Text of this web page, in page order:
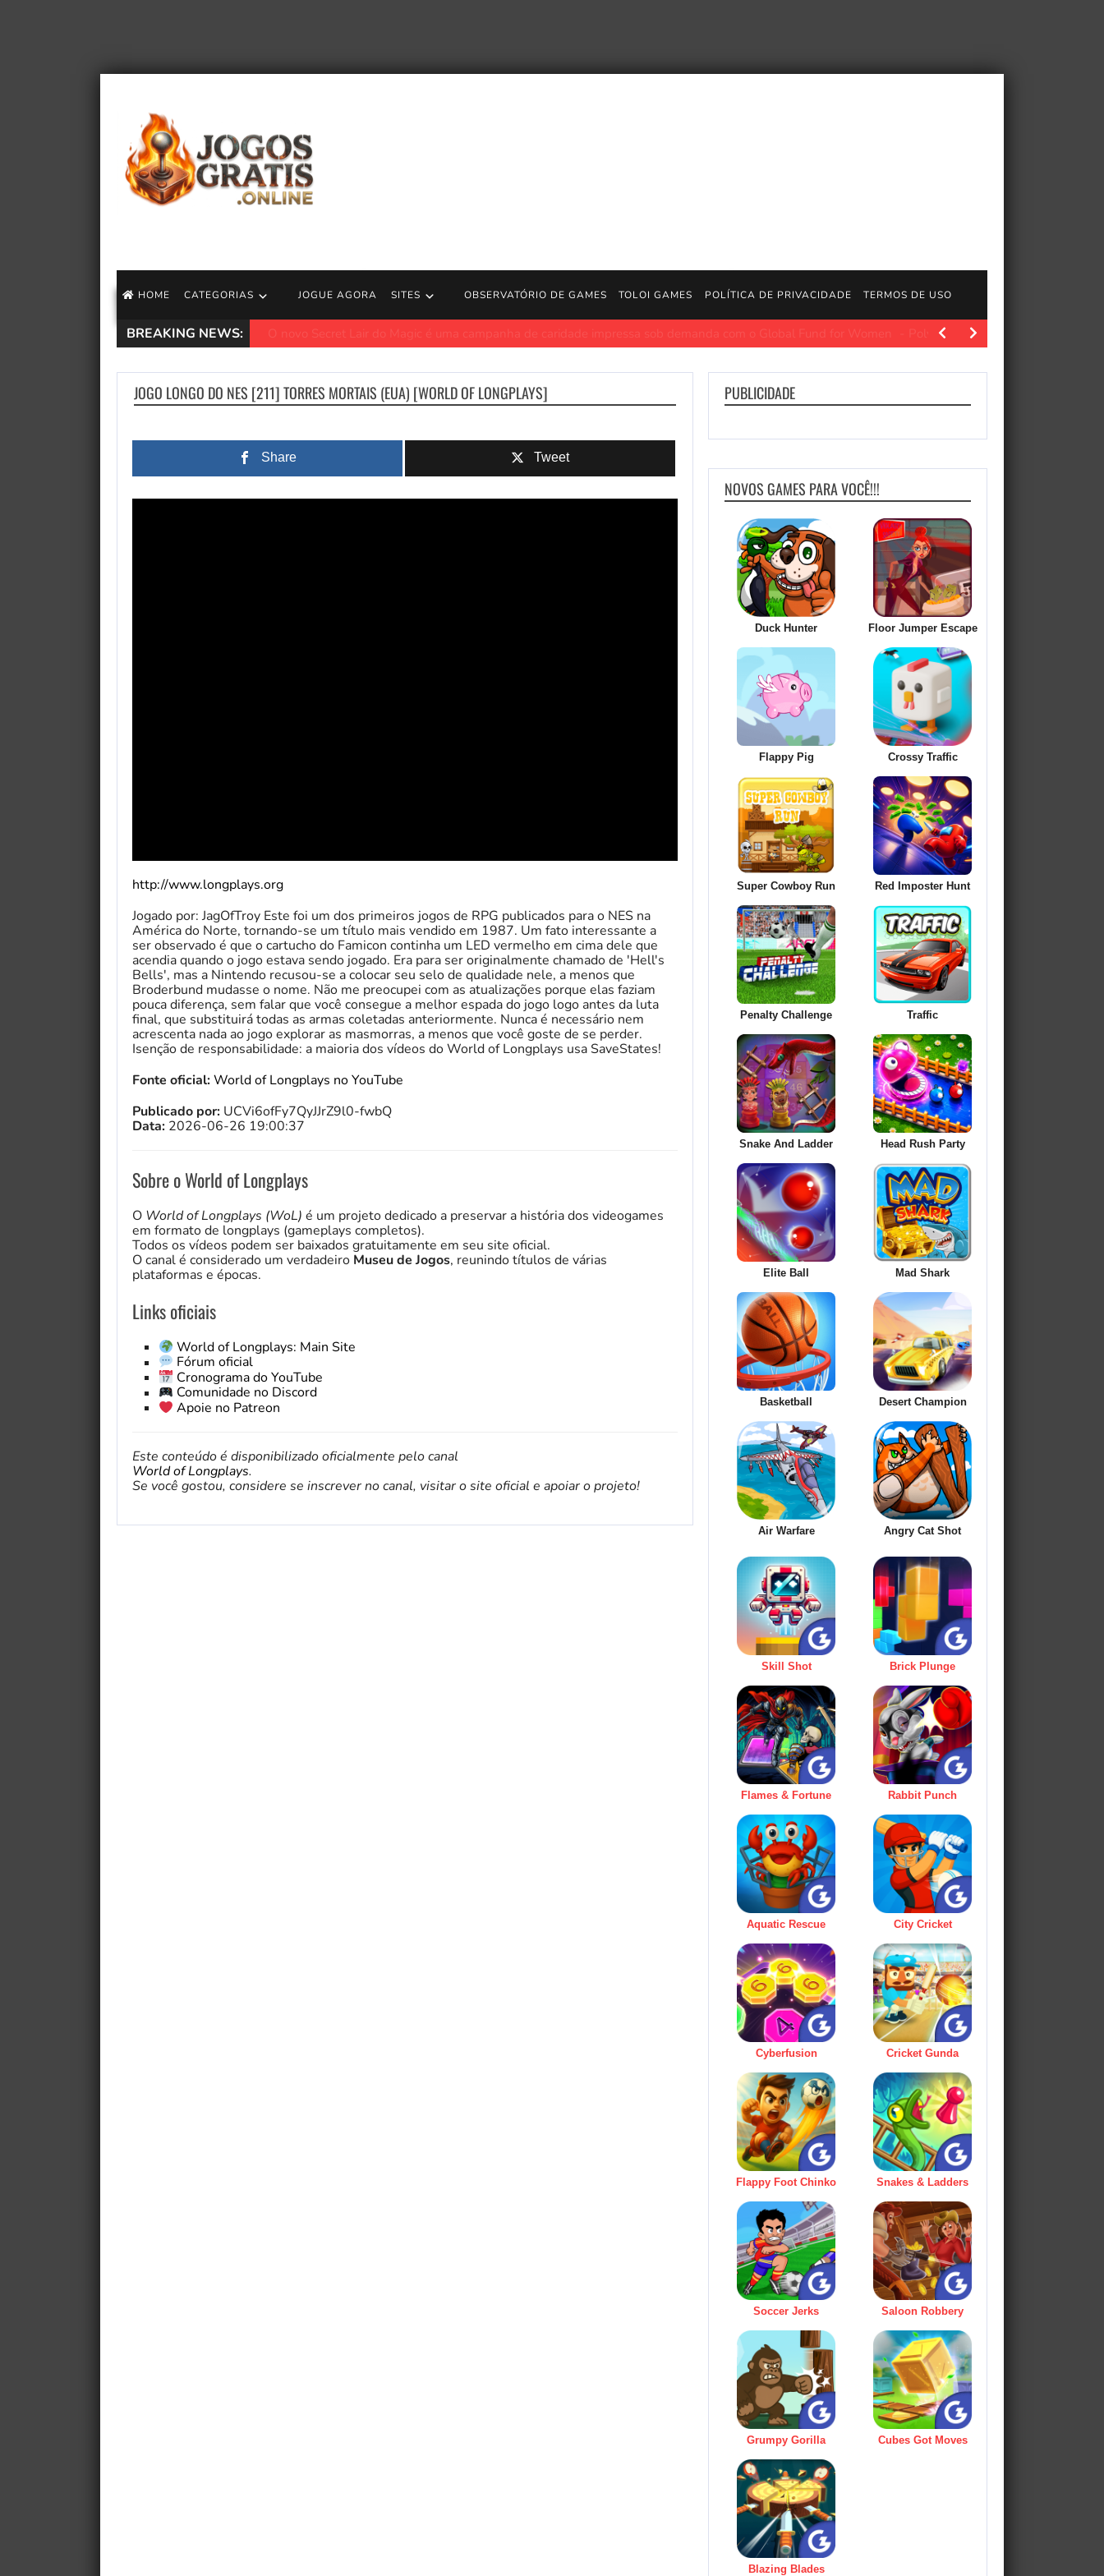
HOME CATEGORIAS JOGUE AGORA SITES OBSERVATÓRIO DE GAMES TOLOI GAMES POLÍTICA DE PRIVACIDADE TERMOS DE USO
BREAKING NEWS: O Game Pass pode sofrer grandes mudanças sob a nova reestruturação do Xbox Polygon.com. O Xbox como o conhecemos está prestes a…
JOGO LONGO DO NES [211] TORRES MORTAIS (EUA) [WORLD OF LONGPLAYS]
Share Tweet
http://www.longplays.org
Jogado por: JagOfTroy Este foi um dos primeiros jogos de RPG publicados para o NES na
América do Norte, tornando-se um título mais vendido em 1987. Um fato interessante a
ser observado é que o cartucho do Famicon continha um LED vermelho em cima dele que
acendia quando o jogo estava sendo jogado. Era para ser originalmente chamado de 'Hell's
Bells', mas a Nintendo recusou-se a colocar seu selo de qualidade nele, a menos que
Broderbund mudasse o nome. Não me preocupei com as atualizações porque elas faziam
pouca diferença, sem falar que você consegue a melhor espada do jogo logo antes da luta
final, que substituirá todas as armas coletadas anteriormente. Nunca é necessário nem
acrescenta nada ao jogo explorar as masmorras, a menos que você goste de se perder.
Isenção de responsabilidade: a maioria dos vídeos do World of Longplays usa SaveStates!
Fonte oficial:World of Longplays no YouTube
Publicado por: UCVi6ofFy7QyJJrZ9l0-fwbQ
Data: 2026-06-26 19:00:37
Sobre o World of Longplays
O World of Longplays (WoL) é um projeto dedicado a preservar a história dos videogames
em formato de longplays (gameplays completos).
Todos os vídeos podem ser baixados gratuitamente em seu site oficial.
O canal é considerado um verdadeiro Museu de Jogos, reunindo títulos de várias
plataformas e épocas.
Links oficiais
World of Longplays: Main Site
Fórum oficial
Cronograma do YouTube
Comunidade no Discord
Apoie no Patreon
Este conteúdo é disponibilizado oficialmente pelo canal
World of Longplays.
Se você gostou, considere se inscrever no canal, visitar o site oficial e apoiar o projeto!
PUBLICIDADE
NOVOS GAMES PARA VOCÊ!!!
Duck Hunter Floor Jumper Escape
Flappy Pig Crossy Traffic
Super Cowboy Run Red Imposter Hunt
Penalty Challenge Traffic
Snake And Ladder Head Rush Party
Elite Ball Mad Shark
Basketball Desert Champion
Air Warfare Angry Cat Shot
Skill Shot Brick Plunge
Flames & Fortune Rabbit Punch
Aquatic Rescue City Cricket
Cyberfusion Cricket Gunda
Flappy Foot Chinko Snakes & Ladders
Soccer Jerks Saloon Robbery
Grumpy Gorilla Cubes Got Moves
Blazing Blades